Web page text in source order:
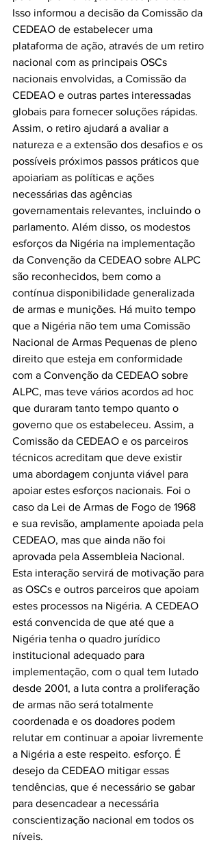
Isso informou a decisão da Comissão da
CEDEAO de estabelecer uma
plataforma de ação, através de um retiro
nacional com as principais OSCs
nacionais envolvidas, a Comissão da
CEDEAO e outras partes interessadas
globais para fornecer soluções rápidas.
Assim, o retiro ajudará a avaliar a
natureza e a extensão dos desafios e os
possíveis próximos passos práticos que
apoiariam as políticas e ações
necessárias das agências
governamentais relevantes, incluindo o
parlamento. Além disso, os modestos
esforços da Nigéria na implementação
da Convenção da CEDEAO sobre ALPC
são reconhecidos, bem como a
contínua disponibilidade generalizada
de armas e munições. Há muito tempo
que a Nigéria não tem uma Comissão
Nacional de Armas Pequenas de pleno
direito que esteja em conformidade
com a Convenção da CEDEAO sobre
ALPC, mas teve vários acordos ad hoc
que duraram tanto tempo quanto o
governo que os estabeleceu. Assim, a
Comissão da CEDEAO e os parceiros
técnicos acreditam que deve existir
uma abordagem conjunta viável para
apoiar estes esforços nacionais. Foi o
caso da Lei de Armas de Fogo de 1968
e sua revisão, amplamente apoiada pela
CEDEAO, mas que ainda não foi
aprovada pela Assembleia Nacional.
Esta interação servirá de motivação para
as OSCs e outros parceiros que apoiam
estes processos na Nigéria. A CEDEAO
está convencida de que até que a
Nigéria tenha o quadro jurídico
institucional adequado para
implementação, com o qual tem lutado
desde 2001, a luta contra a proliferação
de armas não será totalmente
coordenada e os doadores podem
relutar em continuar a apoiar livremente
a Nigéria a este respeito. esforço. É
desejo da CEDEAO mitigar essas
tendências, que é necessário se gabar
para desencadear a necessária
conscientização nacional em todos os
níveis.